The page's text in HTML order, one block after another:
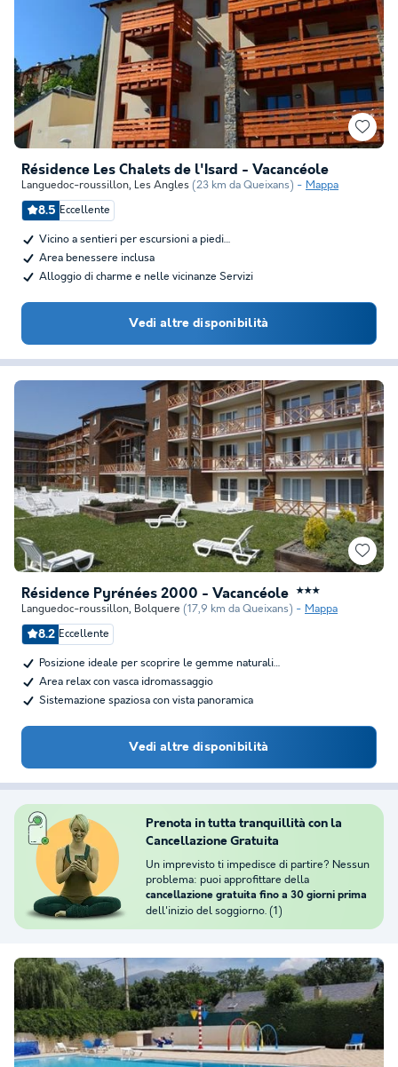
Résidence Les Chalets de l'Isard - Vacancéole
Languedoc-roussillon, Les Angles (23 km da Queixans) Mappa
8.5 Eccellente
Vicino a sentieri per escursioni a piedi…
Area benessere inclusa
Alloggio di charme e nelle vicinanze Servizi
Vedi altre disponibilità
Résidence Pyrénées 2000 - Vacancéole ★★★
Languedoc-roussillon, Bolquere (17,9 km da Queixans) Mappa
8.2 Eccellente
Posizione ideale per scoprire le gemme naturali…
Area relax con vasca idromassaggio
Sistemazione spaziosa con vista panoramica
Vedi altre disponibilità
Prenota in tutta tranquillità con la
Cancellazione Gratuita
Un imprevisto ti impedisce di partire? Nessun
problema: puoi approfittare della
cancellazione gratuita fino a 30 giorni prima
dell'inizio del soggiorno. (1)